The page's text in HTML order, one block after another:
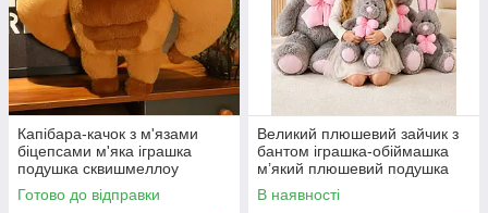
Капібара-качок з м'язами
біцепсами м'яка іграшка
подушка сквишмеллоу
спортсмен антистрес на
подарунок накачений
Готово до відправки
Великий плюшевий зайчик з
бантом іграшка-обіймашка
м’який плюшевий подушка
сквішмеллоу антистрес
подарунок дітям та дорослим
В наявності